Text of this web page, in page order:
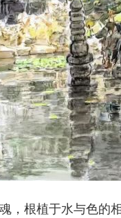
，根植于水与色的